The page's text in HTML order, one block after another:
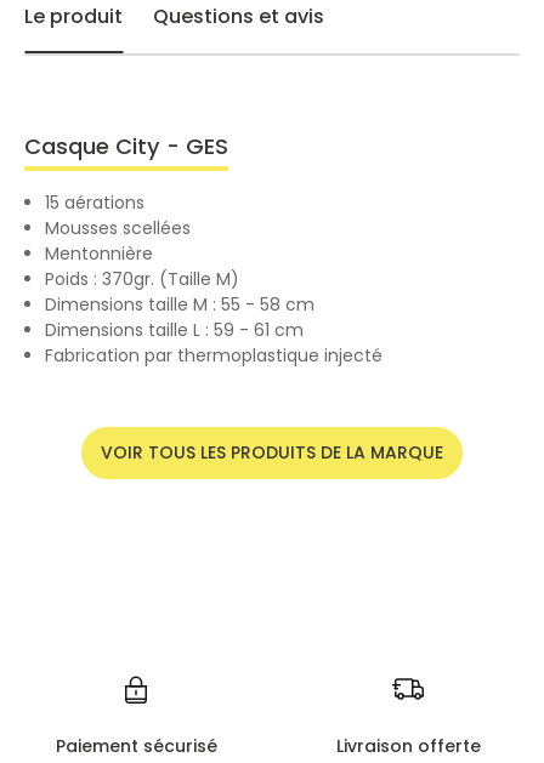
Le produit Questions et avis
Casque City - GES
15 aérations
Mousses scellées
Mentonnière
Poids : 370gr. (Taille M)
Dimensions taille M : 55 - 58 cm
Dimensions taille L : 59 - 61 cm
Fabrication par thermoplastique injecté
VOIR TOUS LES PRODUITS DE LA MARQUE
Paiement sécurisé Livraison offerte